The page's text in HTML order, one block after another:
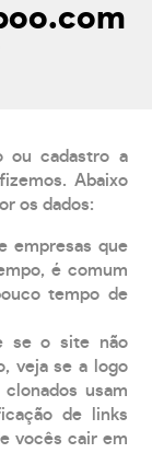
ou cadastro a
Abaixo
os dados:
empresas que
é comum
tempo de
se o site não
veja se a logo
usam
de links
vocês cair em